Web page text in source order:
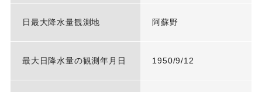
日最大降水量観測地 阿蘇野
最大日降水量の観測年月日 1950/9/12